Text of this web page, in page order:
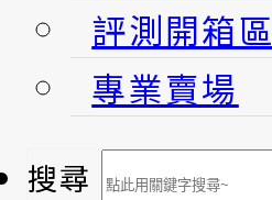
評測開箱區
專業賣場
搜尋